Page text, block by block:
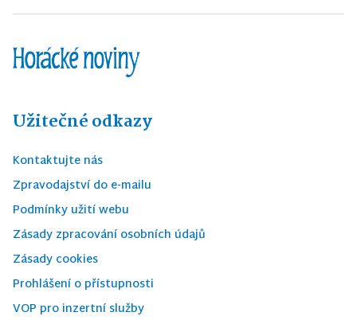
Užitečné odkazy
Kontaktujte nás
Zpravodajství do e-mailu
Podmínky užití webu
Zásady zpracování osobních údajů
Zásady cookies
Prohlášení o přístupnosti
VOP pro inzertní služby